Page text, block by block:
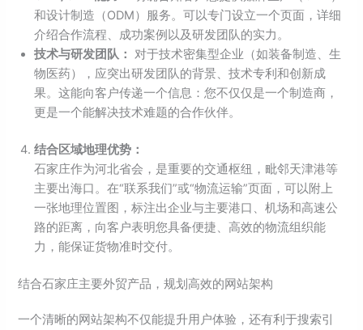
和设计制造（ODM）服务。可以专门设立一个页面，详细
介绍合作流程、成功案例以及研发团队的实力。
技术与研发团队： 对于技术密集型企业（如装备制造、生
物医药），应突出研发团队的背景、技术专利和创新成
果。这能向客户传递一个信息：您不仅仅是一个制造商，
更是一个能解决技术难题的合作伙伴。
结合区域地理优势：
石家庄作为河北省会，是重要的交通枢纽，毗邻天津港等
主要出海口。在“联系我们”或“物流运输”页面，可以附上
一张地理位置图，标注出企业与主要港口、机场和高速公
路的距离，向客户表明您具备便捷、高效的物流组织能
力，能保证货物准时交付。
结合石家庄主要外贸产品，规划高效的网站架构
一个清晰的网站架构不仅能提升用户体验，还有利于搜索引